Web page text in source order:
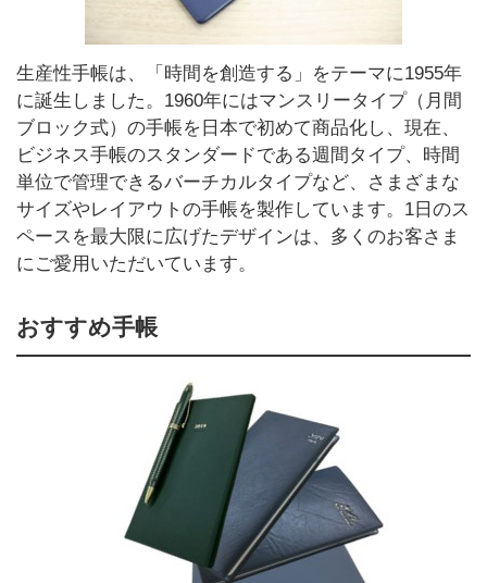
生産性手帳は、「時間を創造する」をテーマに1955年
に誕生しました。1960年にはマンスリータイプ（月間
ブロック式）の手帳を日本で初めて商品化し、現在、
ビジネス手帳のスタンダードである週間タイプ、時間
単位で管理できるバーチカルタイプなど、さまざまな
サイズやレイアウトの手帳を製作しています。1日のス
ペースを最大限に広げたデザインは、多くのお客さま
にご愛用いただいています。
おすすめ手帳